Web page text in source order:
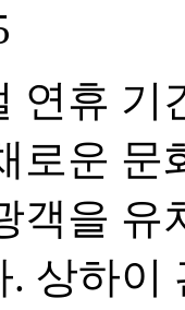
연휴 기
로운 문
객을
상하이